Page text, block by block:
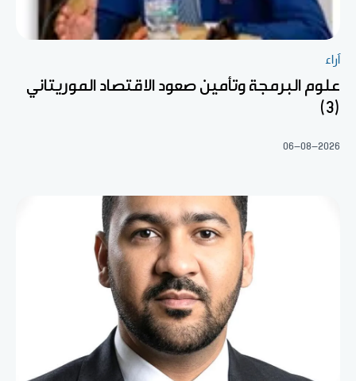
آراء
علوم البرمجة وتأمين صعود الاقتصاد الموريتاني
(3)
06-08-2026